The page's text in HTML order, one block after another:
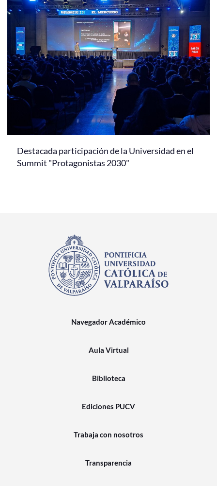
Destacada participación de la Universidad en el
Summit "Protagonistas 2030"
Navegador Académico
Aula Virtual
Biblioteca
Ediciones PUCV
Trabaja con nosotros
Transparencia